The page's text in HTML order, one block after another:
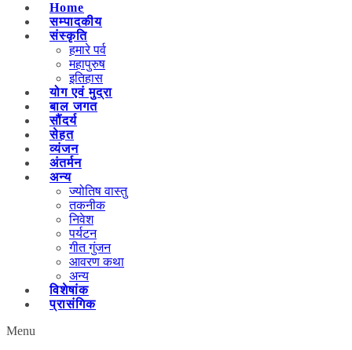
Home
सम्पादकीय
संस्कृति
हमारे पर्व
महापुरुष
इतिहास
योग एवं मुद्रा
बाल जगत
सौंदर्य
सेहत
व्यंजन
अंतर्मन
अन्य
ज्योतिष वास्तु
तकनीक
निवेश
पर्यटन
गीत गुंजन
आवरण कथा
अन्य
विशेषांक
प्रासंगिक
Menu